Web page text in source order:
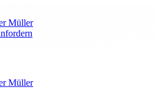
Müller
Müller